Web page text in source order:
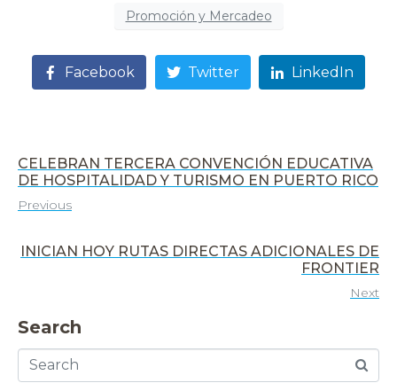
Promoción y Mercadeo
Facebook Twitter LinkedIn
CELEBRAN TERCERA CONVENCIÓN EDUCATIVA
DE HOSPITALIDAD Y TURISMO EN PUERTO RICO
Previous
INICIAN HOY RUTAS DIRECTAS ADICIONALES DE
FRONTIER
Next
Search